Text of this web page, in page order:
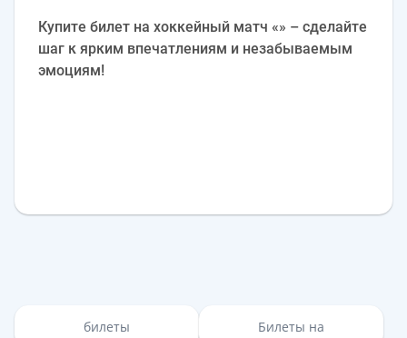
Купите билет на хоккейный матч «» – сделайте
шаг к ярким впечатлениям и незабываемым
эмоциям!
билеты Билеты на